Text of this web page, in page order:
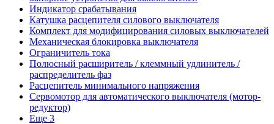
Индикатор срабатывания
Катушка расцепителя силового выключателя
Комплект для модифицирования силовых выключателей
Механическая блокировка выключателя
Ограничитель тока
Полюсный расширитель / клеммный удлинитель /
распределитель фаз
Расцепитель минимального напряжения
Сервомотор для автоматического выключателя (мотор-
редуктор)
Еще 3